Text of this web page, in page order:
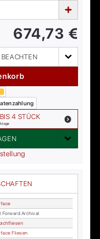
674,73 €
4 STÜCK
For­ward Ar­chi­val
Flie­sen